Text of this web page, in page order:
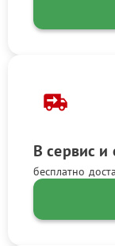
В сервис и
бесплатно